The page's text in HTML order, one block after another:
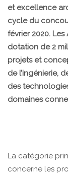
et excellence
cycle du
février 2020. Les
dotation de 2
projets et
de l’ingénierie,
des
domaines
La catégorie
concerne les